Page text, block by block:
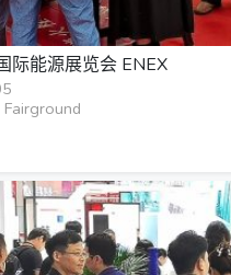
际能源展览会 ENEX
Fairground